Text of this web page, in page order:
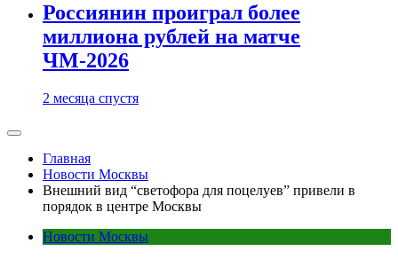
Россиянин проиграл более
миллиона рублей на матче
ЧМ-2026
2 месяца спустя
Главная
Новости Москвы
Внешний вид “светофора для поцелуев” привели в
порядок в центре Москвы
Новости Москвы